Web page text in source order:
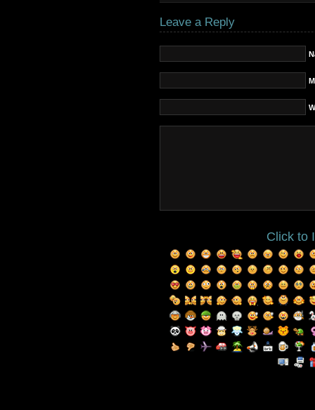
Leave a Reply
Click to